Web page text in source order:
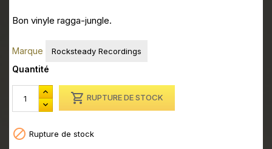
Bon vinyle ragga-jungle.
Marque Rocksteady Recordings
Quantité
 RUPTURE DE STOCK
 Rupture de stock